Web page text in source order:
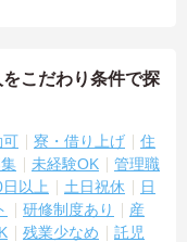
こだわり条件で探
可 寮・借り上げ
住
未経験OK
管理職
以上 土日祝休
日
研修制度あり
産
残業少なめ
託児